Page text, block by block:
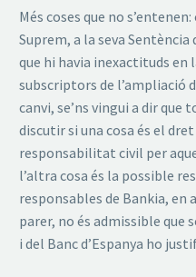
Més coses que no
Suprem, a la seva
que hi havia inexactituds
subscriptors de l’ampliació
canvi, se’ns vingui a dir
discutir si una cosa és el
responsabilitat civil per
l’altra cosa és la possible
responsables de Bankia, en
parer, no és admissible que
i del Banc d’Espanya ho